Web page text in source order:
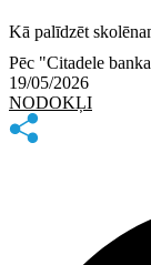
Kā palīdzēt
Pēc "Citadele
19/05/2026
NODOKĻI